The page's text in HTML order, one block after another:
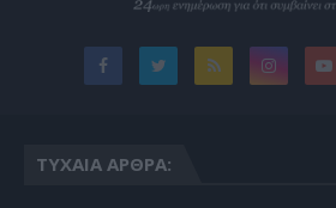
ΤΥΧΑΊΑ ΆΡΘΡΑ: